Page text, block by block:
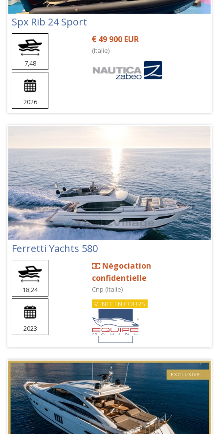
Spx Rib 24 Sport
7,48
2026
49 900 EUR
(Italie)
Ferretti Yachts 580
18,24
2023
Négociation
confidentielle
Cnp (Italie)
VENTE EN COURS